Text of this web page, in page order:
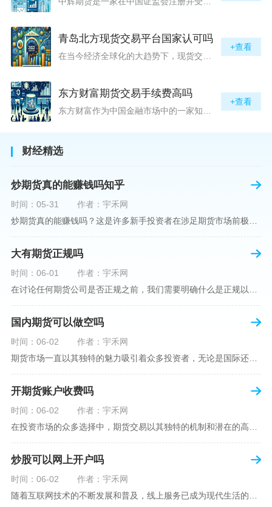
青岛北方现货交易平台国家认可吗
+查看
东方财富期货交易手续费高吗
东方财富作为中国金融市场中的一家知名综合金融服务公司，向广大投资者提供了包括期货交易在内的多项服务。而对于广大期货市场的投资者来说，交易成本无疑是他们在选择期货交易服务商时考虑的重要因素之一。在这期货交易手续费是影响交易成本的主要组成部分。很多投资者都十分关注“东方财富期货交易手续费高吗？”这一问题。本文将从多个角度对东方财富期货交易手续费进行分析，帮助投资者对此有一个全面的了解。在深入讨论之前，我们需要明确一个事实：期货交易手续费是指投资者在进行期货合约买卖时，需要支付给期
+查看
财经精选
炒期货真的能赚钱吗知乎
时间：05-31
作者：宇禾网
大有期货正规吗
时间：06-01
作者：宇禾网
国内期货可以做空吗
时间：06-02
作者：宇禾网
期货市场一直以其独特的魅力吸引着众多投资者，无论是国际还是国内场景下，其波澜壮阔的市场行情都给予了投资者无限遐想。今天，我们将深入探讨一个特别的问题——"国内期货可以做空吗"？这个问题不仅关乎投资者的策略布局，更涉及到期货市场机制的基本理解。在深入探讨之前，我们首先需要明确几个期货市场的基础概念。期货，是指在标准化合约基础上，双方承诺在未来某一特定时间以约定价格买卖一定数量的商品或金融产品的合约。它允訸投资者通过买入（做多）或卖出（做空）合约来预测未来价格的变动。我们来揭开国
开期货账户收费吗
时间：06-02
作者：宇禾网
炒股可以网上开户吗
时间：06-02
作者：宇禾网